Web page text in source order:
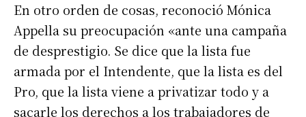
En otro orden de cosas, reconoció Mónica
Appella su preocupación «ante una campaña
de desprestigio. Se dice que la lista fue
armada por el Intendente, que la lista es del
Pro, que la lista viene a privatizar todo y a
sacarle los derechos a los trabajadores de